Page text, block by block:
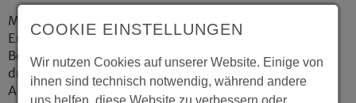
Mit den Bargeldauszahlungen - rund 1.500
Euro für eine Einzelperson - könnten die
Betroffenen selbst entscheiden, was sie am
dringendsten benötigten, erläutert Lilie. Die
Auszahlungen könnten für technisches Gerät
COOKIE EINSTELLUNGEN
Wir nutzen Cookies auf unserer Website. Einige von
ihnen sind technisch notwendig, während andere
uns helfen, diese Website zu verbessern oder